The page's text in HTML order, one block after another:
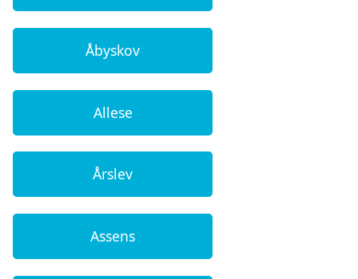
Åbyskov
Allese
Årslev
Assens